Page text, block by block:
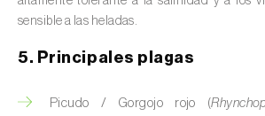
sensible a las heladas.
5. Principales plagas
Picudo / Gorgojo rojo (